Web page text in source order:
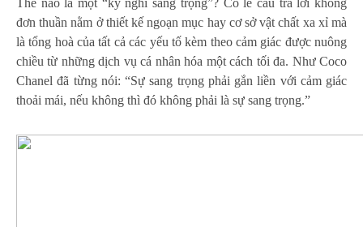
đơn thuần nằm ở thiết kế ngoạn mục hay cơ sở vật chất xa xỉ mà
là tổng hoà của tất cả các yếu tố kèm theo cảm giác được nuông
chiều từ những dịch vụ cá nhân hóa một cách tối đa. Như Coco
Chanel đã từng nói: “Sự sang trọng phải gắn liền với cảm giác
thoải mái, nếu không thì đó không phải là sự sang trọng.”